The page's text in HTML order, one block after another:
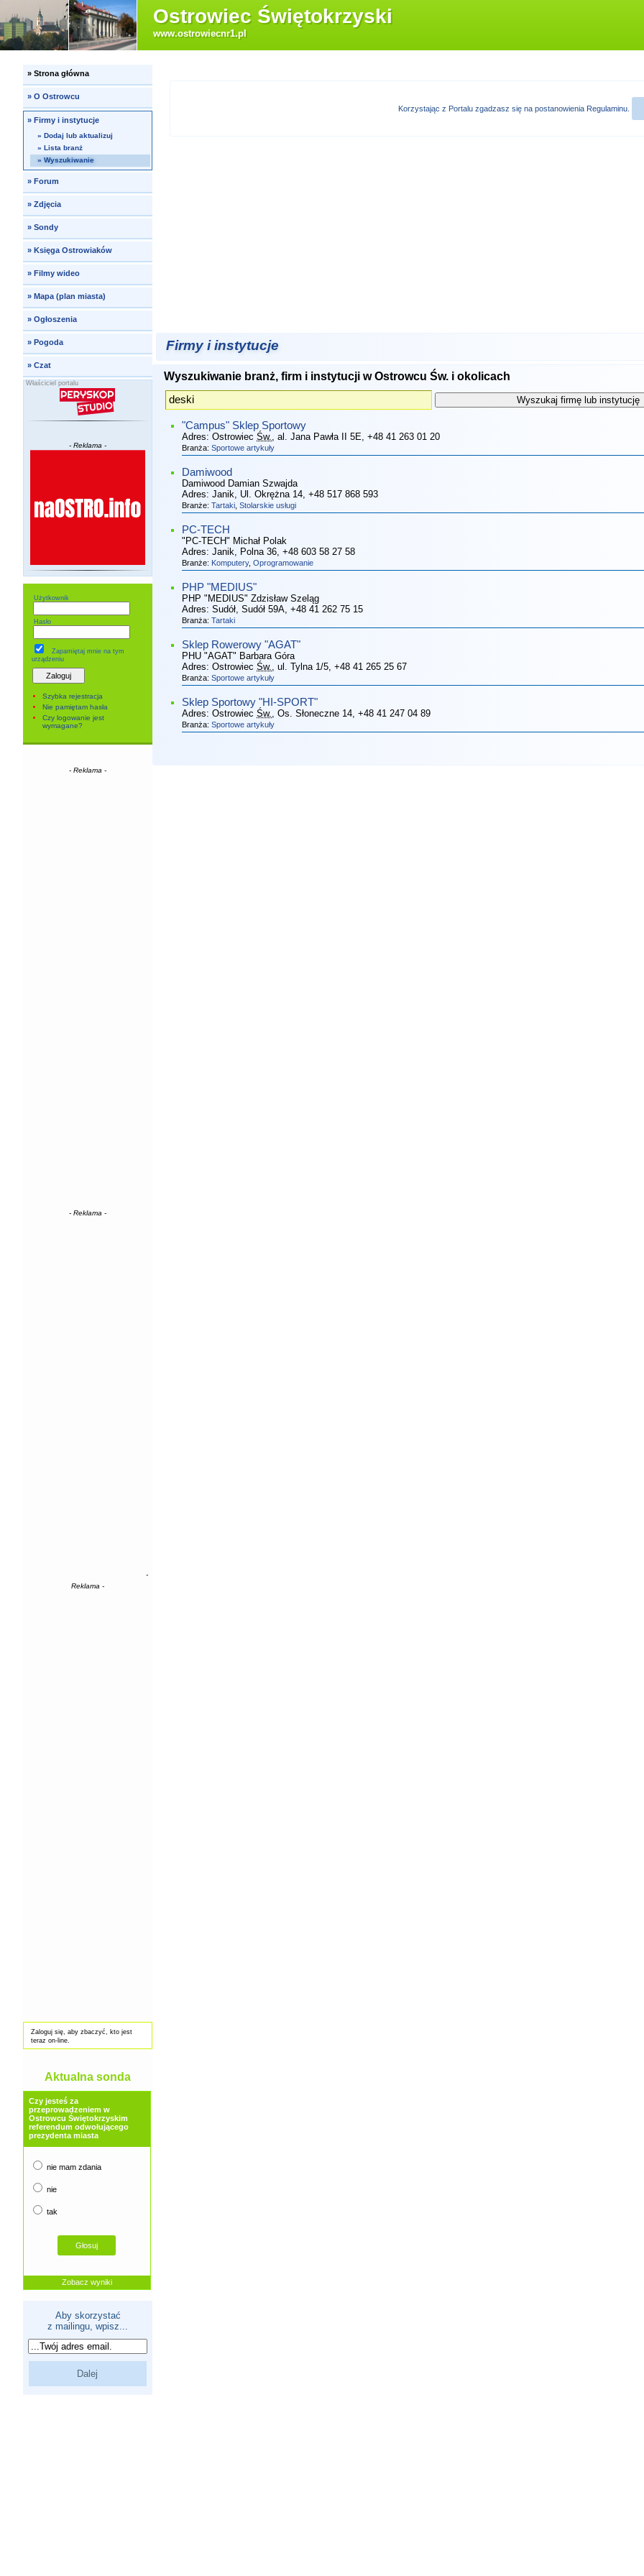
Ostrowiec Świętokrzyski
www.ostrowiecnr1.pl
» Strona główna
» O Ostrowcu
»Firmy i instytucje
» Dodaj lub aktualizuj
» Lista branż
» Wyszukiwanie
» Forum
» Zdjęcia
» Sondy
» Księga Ostrowiaków
» Filmy wideo
» Mapa (plan miasta)
» Ogłoszenia
» Pogoda
» Czat
Właściciel portalu
- Reklama -
Użytkownik
Hasło
Zapamiętaj mniena tym
urządzeniu
Szybka rejestracja
Nie pamiętam hasła
Czy logowanie jest
wymagane?
- Reklama -
- Reklama -
-
Reklama -
Zaloguj się, aby zbaczyć, kto jest
teraz on-line.
Aktualna sonda
Czy jesteś za
przeprowadzeniem w
Ostrowcu Świętokrzyskim
referendum odwołującego
prezydenta miasta
nie mam zdania
nie
tak
Zobacz wyniki
Aby skorzystać
z mailingu, wpisz...
Korzystając z Portalu zgadzasz się na postanowienia Regulaminu
Firmy i instytucje
Wyszukiwanie branż, firm i instytucji w Ostrowcu Św. i okolicach
"Campus" Sklep Sportowy
Adres: Ostrowiec Św., al. Jana Pawła II 5E, +48 41 263 01 20
Branża: Sportowe artykuły
Damiwood
Damiwood Damian Szwajda
Adres: Janik, Ul. Okrężna 14, +48 517 868 593
Branże: Tartaki Stolarskie usługi
PC-TECH
"PC-TECH" Michał Polak
Adres: Janik, Polna 36, +48 603 58 27 58
Branże: Komputery, Oprogramowanie
PHP "MEDIUS"
PHP "MEDIUS" Zdzisław Szeląg
Adres: Sudół, Sudół 59A, +48 41 262 75 15
Branża: Tartaki
Sklep Rowerowy "AGAT"
PHU "AGAT" Barbara Góra
Adres: Ostrowiec Św., ul. Tylna 1/5, +48 41 265 25 67
Branża: Sportowe artykuły
Sklep Sportowy "HI-SPORT"
Adres: Ostrowiec Św., Os. Słoneczne 14, +48 41 247 04 89
Branża: Sportowe artykuły